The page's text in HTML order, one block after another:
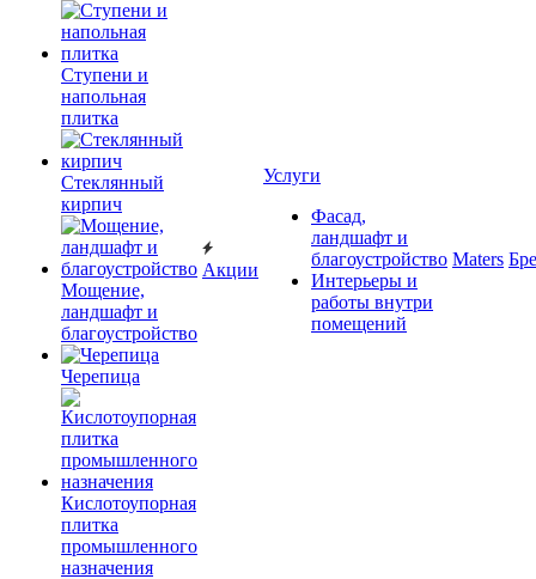
Ступени и
напольная
плитка
Cтеклянный
кирпич
Мощение,
ландшафт и
благоустройство
Черепица
Кислотоупорная
плитка
промышленного
назначения
Акции
Услуги
Фасад,
ландшафт и
благоустройство
Интерьеры и
работы внутри
помещений
Maters